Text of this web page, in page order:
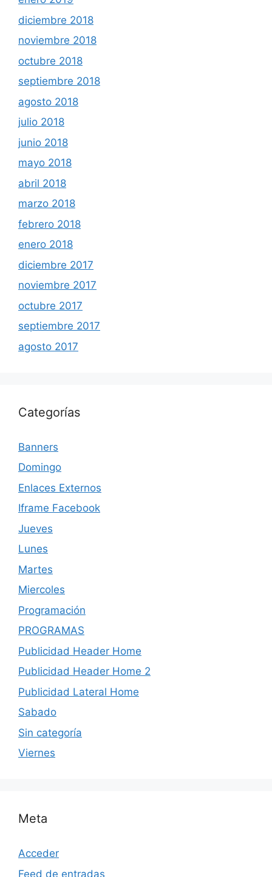
diciembre 2018
noviembre 2018
octubre 2018
septiembre 2018
agosto 2018
julio 2018
junio 2018
mayo 2018
abril 2018
marzo 2018
febrero 2018
enero 2018
diciembre 2017
noviembre 2017
octubre 2017
septiembre 2017
agosto 2017
Categorías
Banners
Domingo
Enlaces Externos
Iframe Facebook
Jueves
Lunes
Martes
Miercoles
Programación
PROGRAMAS
Publicidad Header Home
Publicidad Header Home 2
Publicidad Lateral Home
Sabado
Sin categoría
Viernes
Meta
Acceder
Feed de entradas